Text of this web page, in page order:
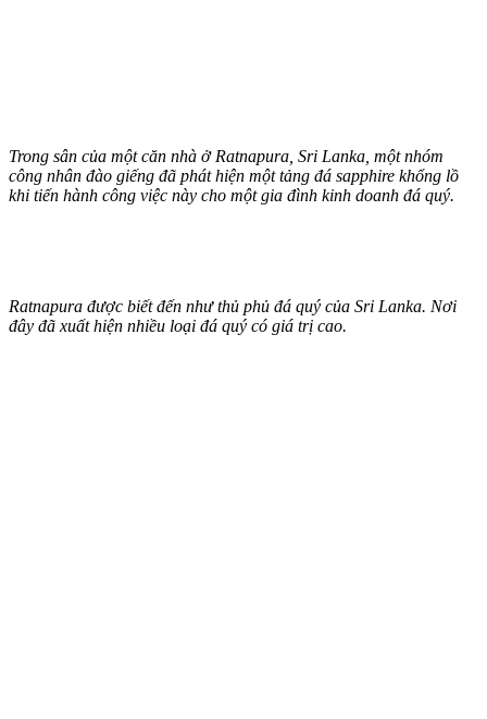
Trong sân của một căn nhà ở Ratnapura, Sri Lanka, một nhóm
công nhân đào giếng đã phát hiện một tảng đá sapphire khổng lồ
khi tiến hành công việc này cho một gia đình kinh doanh đá quý.
Ratnapura được biết đến như thủ phủ đá quý của Sri Lanka. Nơi
đây đã xuất hiện nhiều loại đá quý có giá trị cao.